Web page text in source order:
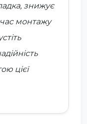
знижує
монтажу
цієї